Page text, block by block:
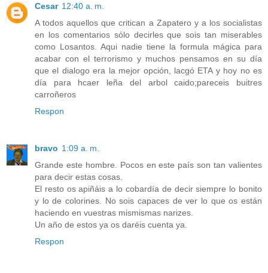
Cesar 12:40 a. m.
A todos aquellos que critican a Zapatero y a los socialistas
en los comentarios sólo decirles que sois tan miserables
como Losantos. Aqui nadie tiene la formula mágica para
acabar con el terrorismo y muchos pensamos en su día
que el dialogo era la mejor opción, lacgó ETA y hoy no es
día para hcaer leña del arbol caido;pareceis buitres
carroñeros
Respon
bravo 1:09 a. m.
Grande este hombre. Pocos en este país son tan valientes
para decir estas cosas.
El resto os apiñáis a lo cobardía de decir siempre lo bonito
y lo de colorines. No sois capaces de ver lo que os están
haciendo en vuestras mismismas narizes.
Un año de estos ya os daréis cuenta ya.
Respon